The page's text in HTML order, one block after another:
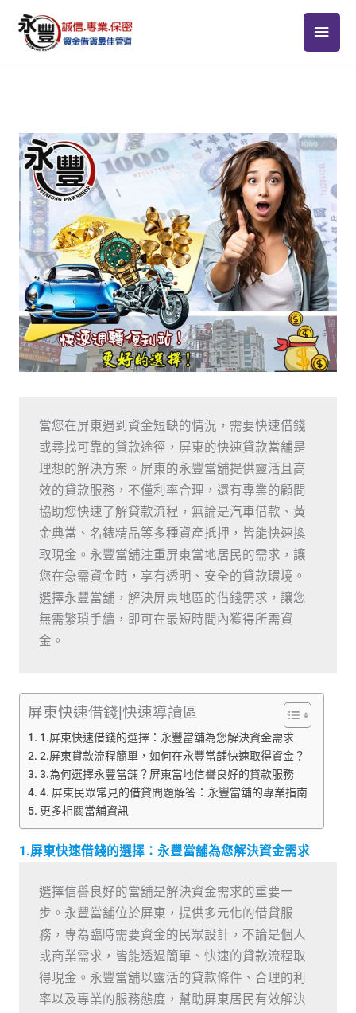
主
單
當您在屏東遇到資金短缺的情況，需要快速借錢
或尋找可靠的貸款途徑，屏東的快速貸款當舖是
理想的解決方案。屏東的永豐當舖提供靈活且高
效的貸款服務，不僅利率合理，還有專業的顧問
協助您快速了解貸款流程，無論是汽車借款、黃
金典當、名錶精品等多種資產抵押，皆能快速換
取現金。永豐當舖注重屏東當地居民的需求，讓
您在急需資金時，享有透明、安全的貸款環境。
選擇永豐當舖，解決屏東地區的借錢需求，讓您
無需繁瑣手續，即可在最短時間內獲得所需資
金。
屏東快速借錢|快速導讀區
1.屏東快速借錢的選擇：永豐當舖為您解決資金需求
2.屏東貸款流程簡單，如何在永豐當舖快速取得資金？
3.為何選擇永豐當舖？屏東當地信譽良好的貸款服務
4. 屏東民眾常見的借貸問題解答：永豐當舖的專業指南
更多相關當舖資訊
1.屏東快速借錢的選擇：永豐當舖為您解決資金需求
選擇信譽良好的當舖是解決資金需求的重要一
步。永豐當舖位於屏東，提供多元化的借貸服
務，專為臨時需要資金的民眾設計，不論是個人
或商業需求，皆能透過簡單、快速的貸款流程取
得現金。永豐當舖以靈活的貸款條件、合理的利
率以及專業的服務態度，幫助屏東居民有效解決